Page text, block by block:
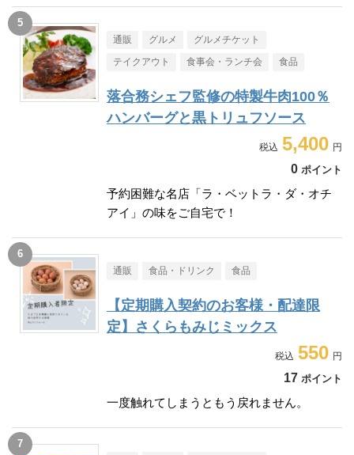
通販 グルメ グルメチケット
テイクアウト 食事会・ランチ会 食品
落合務シェフ監修の特製牛肉100％
ハンバーグと黒トリュフソース
5,400
0 ポイント
予約困難な名店「ラ・ベットラ・ダ・オチ
アイ」の味をご自宅で！
通販 食品・ドリンク 食品
【定期購入契約のお客様・配達限
定】さくらもみじミックス
550
17 ポイント
一度触れてしまうともう戻れません。